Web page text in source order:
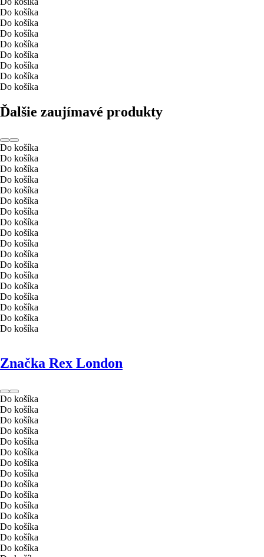
Do košíka
Do košíka
Do košíka
Do košíka
Do košíka
Do košíka
Do košíka
Do košíka
Ďalšie zaujímavé produkty
Do košíka
Do košíka
Do košíka
Do košíka
Do košíka
Do košíka
Do košíka
Do košíka
Do košíka
Do košíka
Do košíka
Do košíka
Do košíka
Do košíka
Do košíka
Do košíka
Do košíka
Do košíka
Značka Rex London
Do košíka
Do košíka
Do košíka
Do košíka
Do košíka
Do košíka
Do košíka
Do košíka
Do košíka
Do košíka
Do košíka
Do košíka
Do košíka
Do košíka
Do košíka